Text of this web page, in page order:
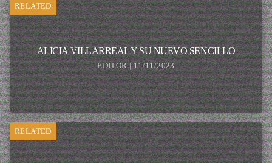
RELATED
ALICIA VILLARREAL Y SU NUEVO SENCILLO
EDITOR | 11/11/2023
RELATED